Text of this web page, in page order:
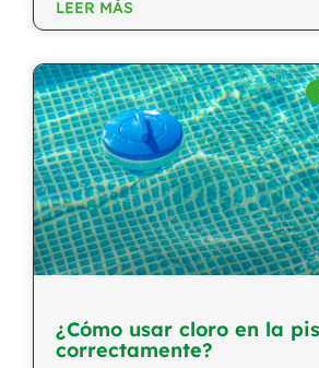
LEER MÁS
¿Cómo usar cloro en la
correctamente?